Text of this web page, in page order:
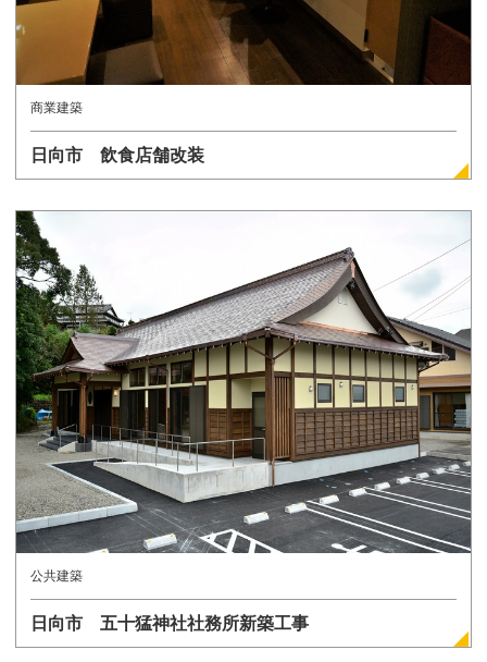
商業建築
日向市 飲食店舗改装
公共建築
日向市 五十猛神社社務所新築工事
詳しく見る